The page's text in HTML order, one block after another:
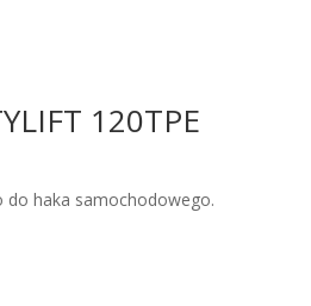
120TPE
do haka samochodowego.